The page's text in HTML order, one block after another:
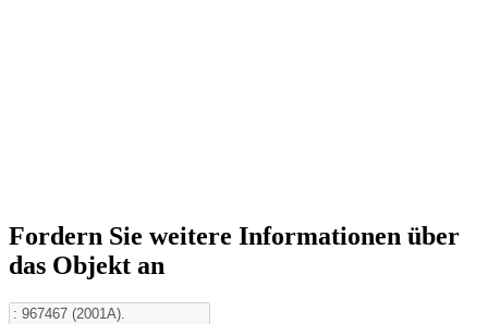
Fordern Sie weitere Informationen über
das Objekt an